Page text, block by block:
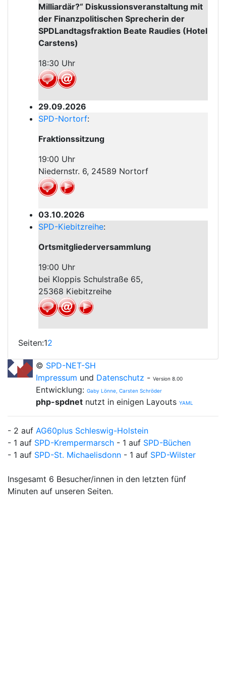
Milliardär?“ Diskussionsveranstaltung mit
der Finanzpolitischen Sprecherin der
SPDLandtagsfraktion Beate Raudies (Hotel
Carstens)
18:30 Uhr
29.09.2026
SPD-Nortorf:
Fraktionssitzung
19:00 Uhr
Niedernstr. 6, 24589 Nortorf
03.10.2026
SPD-Kiebitzreihe:
Ortsmitgliederversammlung
19:00 Uhr
bei Kloppis Schulstraße 65,
25368 Kiebitzreihe
Seiten:12
© SPD-NET-SH
Impressum und Datenschutz - Version 8.00
Entwicklung: Gaby Lönne, Carsten Schröder
php-spdnet nutzt in einigen Layouts YAML
- 2 auf AG60plus Schleswig-Holstein
- 1 auf SPD-Krempermarsch - 1 auf SPD-Büchen
- 1 auf SPD-St. Michaelisdonn - 1 auf SPD-Wilster
Insgesamt 6 Besucher/innen in den letzten fünf
Minuten auf unseren Seiten.